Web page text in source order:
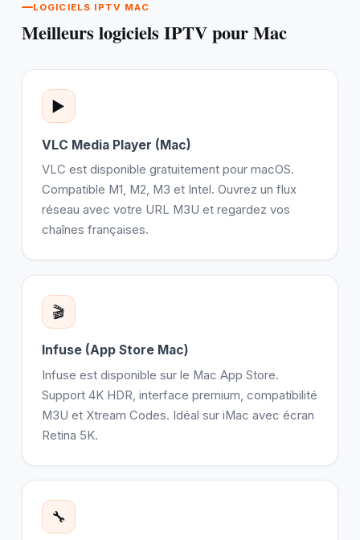
LOGICIELS IPTV MAC
Meilleurs logiciels IPTV pour Mac
▶️
VLC Media Player (Mac)
VLC est disponible gratuitement pour macOS.
Compatible M1, M2, M3 et Intel. Ouvrez un flux
réseau avec votre URL M3U et regardez vos
chaînes françaises.
🎬
Infuse (App Store Mac)
Infuse est disponible sur le Mac App Store.
Support 4K HDR, interface premium, compatibilité
M3U et Xtream Codes. Idéal sur iMac avec écran
Retina 5K.
🔧